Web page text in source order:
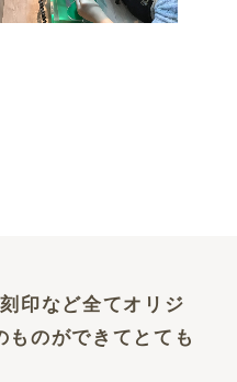
印など全てオリジ
ものができてとても